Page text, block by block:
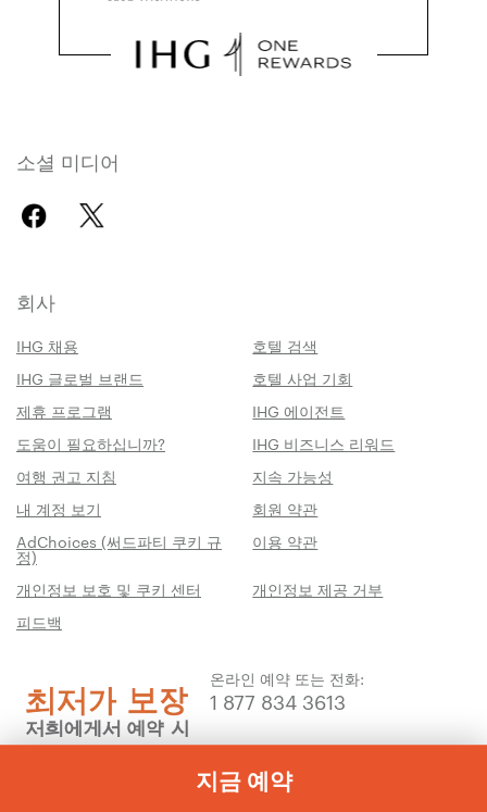
지금 예약
소셜 미디어
회사
IHG 채용
호텔 검색
IHG 글로벌 브랜드
호텔 사업 기회
제휴 프로그램
IHG 에이전트
도움이 필요하십니까?
IHG 비즈니스 리워드
여행 권고 지침
지속 가능성
내 계정 보기
회원 약관
AdChoices (써드파티 쿠키 규
정)
이용 약관
개인정보 보호 및 쿠키 센터
개인정보 제공 거부
피드백
온라인 예약 또는 전화:
1 877 834 3613